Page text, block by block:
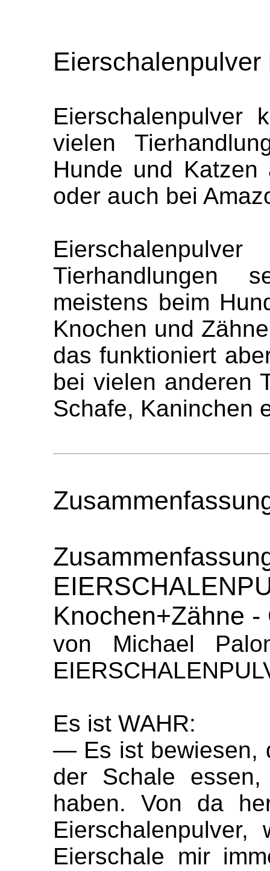
Eierschalenpulver
Eierschalenpulver
vielen
Hunde und
oder auch bei
Tierhandlungen
meistens beim
Knochen und
das funktioniert
bei vielen anderen
Schafe, Kaninchen
Knochen+Zähne -
von Michael
Es ist WAHR:
— Es ist bewiesen,
der Schale
haben. Von da
Eierschale mir